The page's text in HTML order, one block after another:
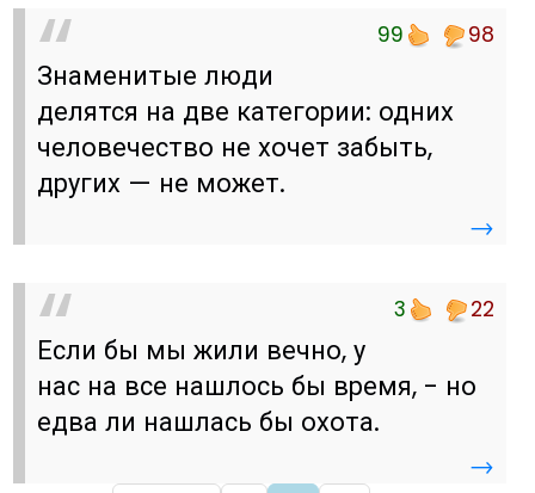
99 98
Знаменитые люди
делятся на две категории: одних
человечество не хочет забыть,
других — не может.
→
3 22
Если бы мы жили вечно, у
нас на все нашлось бы время, - но
едва ли нашлась бы охота.
→